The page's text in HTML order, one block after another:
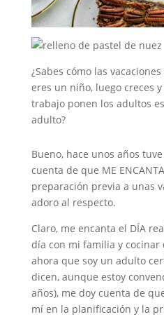
¿Sabes cómo las
eres un niño, luego creces
trabajo ponen los adultos
adulto?
Bueno, hace unos años
cuenta de que ME
preparación previa a unas
adoro al respecto.
Claro, me encanta el DÍA
día con mi familia y cocinar
ahora que soy un adulto
dicen, aunque estoy
años), me doy cuenta de
mí en la planificación y la